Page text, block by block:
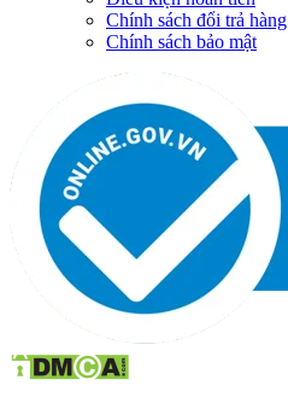
Chính sách đổi trả hàng
Chính sách bảo mật